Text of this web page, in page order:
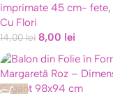
imprimate 45 cm- fete,
Cu Flori
14,00lei 8,00 lei